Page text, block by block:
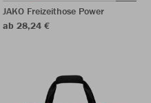
JAKO Freizeithose Power
ab 28,24 €